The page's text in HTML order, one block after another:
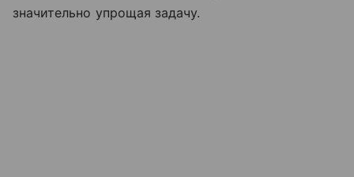
значительно упрощая задачу.